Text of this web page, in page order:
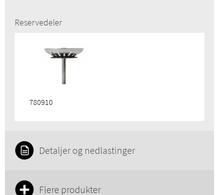
Reservedeler
780910
Detaljer og nedlastinger
Flere produkter